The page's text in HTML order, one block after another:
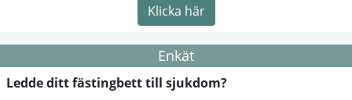
Klicka här
Enkät
Ledde ditt fästingbett till sjukdom?